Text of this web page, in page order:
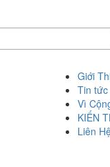
Giới
Tin tức
Vì
KIẾN
Liên